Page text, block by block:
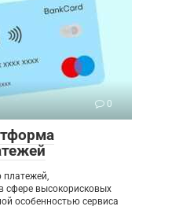
0
платежей,
сфере высокорисковых
особенностью сервиса